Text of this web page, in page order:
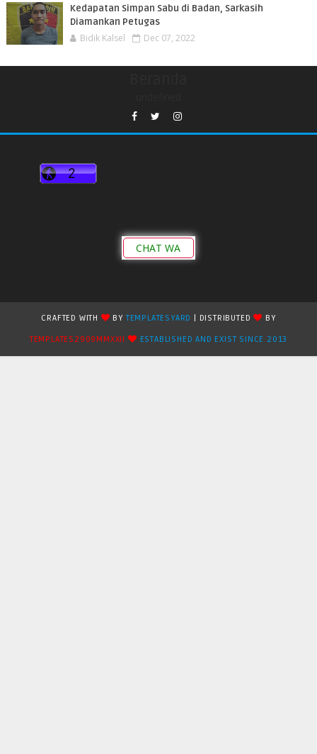
Kedapatan Simpan Sabu di Badan, Sarkasih
Diamankan Petugas
Bidik Kalsel Dec 07, 2022
CHAT WA
CRAFTED WITH BYTEMPLATESYARD | DISTRIBUTED
BY
TEMPLATES2909MMXXII
ESTABLISHED AND EXIST SINCE 2013